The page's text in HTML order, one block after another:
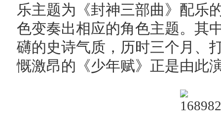
乐主题为《封神三部曲》配乐
色变奏出相应的⻆色主题。其
礴的史诗气质，历时三个月、
慨激昂的《少年赋》正是由此